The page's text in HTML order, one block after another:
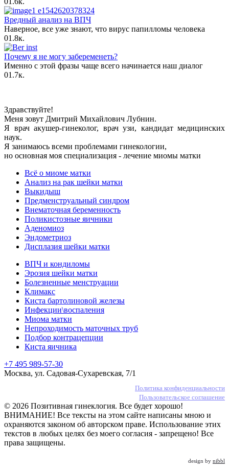
Вредный анализ на ВПЧ
Наверное, все уже знают, что вирус папилломы человека
01.8к.
Почему я не могу забеременеть?
Именно с этой фразы чаще всего начинается наш диалог
01.7к.
Здравствуйте!
Меня зовут Дмитрий Михайлович Лубнин.
Я врач акушер-гинеколог, врач узи, кандидат медицинских
наук.
Я занимаюсь всеми проблемами гинекологии,
но основная моя специализация - лечение миомы матки
Всё о миоме матки
Анализ на рак шейки матки
Выкидыш
Предменструальный синдром
Внематочная беременность
Поликистозные яичники
Аденомиоз
Эндометриоз
Дисплазия шейки матки
ВПЧ и кондиломы
Эрозия шейки матки
Болезненные менструации
Климакс
Киста бартолиновой железы
Инфекции\воспаления
Миома матки
Непроходимость маточных труб
Подбор контрацепции
Киста яичника
+7 495 989-57-30
Москва, ул. Садовая-Сухаревская, 7/1
Политика конфиденциальности
Пользовательское соглашение
© 2026 Позитивная гинеклогия. Все будет хорошо!
ВНИМАНИЕ! Все тексты на этом сайте написаны мною и
охраняются законом об авторском праве. Использование этих
текстов в любых целях без моего согласия - запрещено! Все
права защищены.
design by nibbl